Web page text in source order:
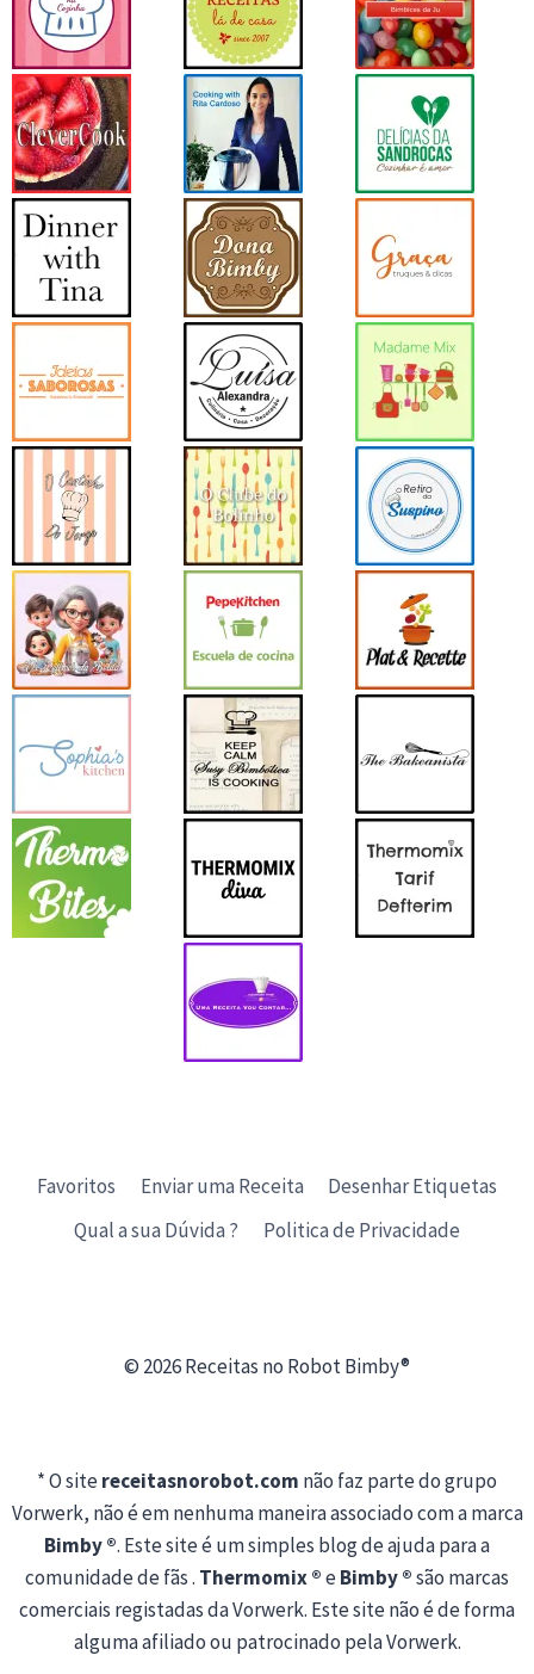
Favoritos Enviar uma Receita
Desenhar Etiquetas
Qual a sua Dúvida ?
Politica de Privacidade
© 2026 Receitas no Robot Bimby®
* O sitereceitasnorobot.com não faz parte do grupo
Vorwerk, não é em nenhuma maneira associado com a marca
Bimby ®. Este site é um simples blog de ajuda para a
comunidade de fãs . Thermomix ®eBimby ®são marcas
comerciais registadas da Vorwerk. Este site não é de forma
alguma afiliado ou patrocinado pela Vorwerk.